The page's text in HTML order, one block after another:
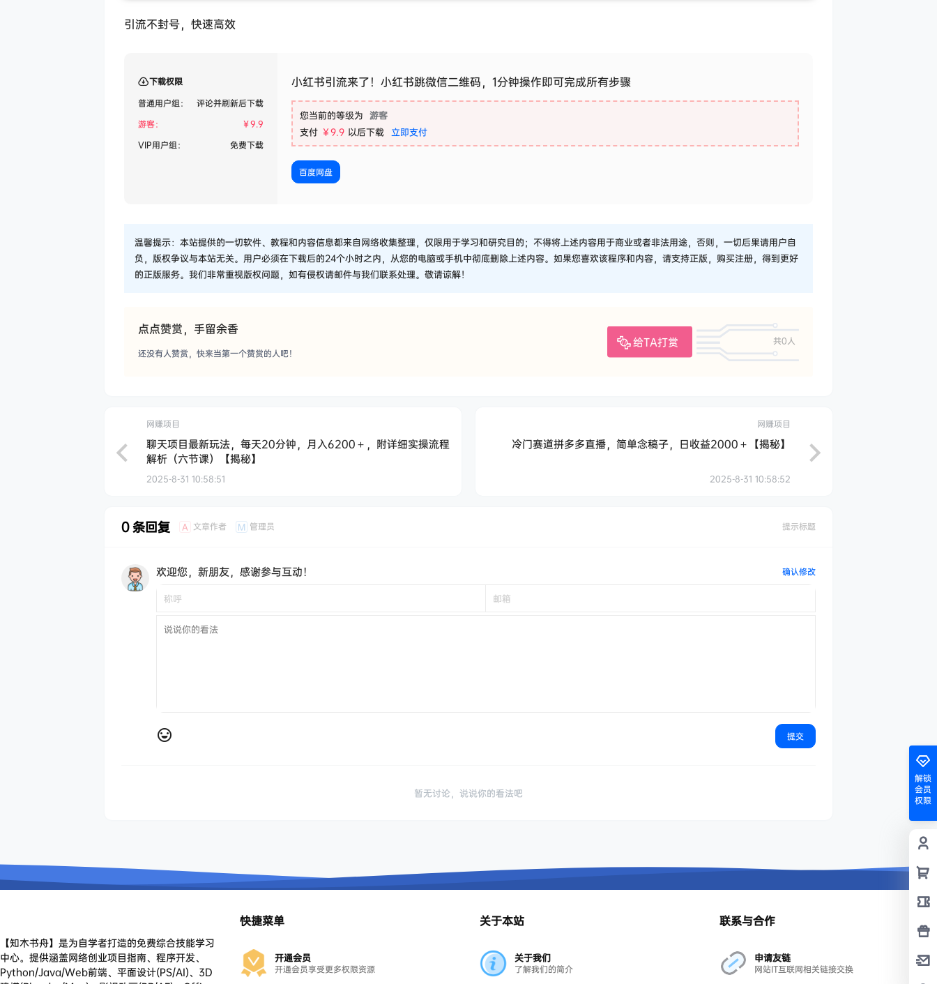
引流不封号，快速高效
下载权限
普通用户组：
评论并刷新后下载
游客：
￥9.9
VIP用户组：
免费下载
小红书引流来了！小红书跳微信二维码，1分钟操作即可完成所有步骤
您当前的等级为 游客
支付 ￥9.9 以后下载 立即支付
百度网盘
温馨提示：本站提供的一切软件、教程和内容信息都来自网络收集整理，仅限用于学习和研究目的；不得将上述内容用于商业或者非法用途，否则，一切后果请用户自
负，版权争议与本站无关。用户必须在下载后的24个小时之内，从您的电脑或手机中彻底删除上述内容。如果您喜欢该程序和内容，请支持正版，购买注册，得到更好
的正版服务。我们非常重视版权问题，如有侵权请邮件与我们联系处理。敬请谅解！
点点赞赏，手留余香
给TA打赏
共0人
还没有人赞赏，快来当第一个赞赏的人吧！
网赚项目
聊天项目最新玩法，每天20分钟，月入6200＋，附详细实操流程
解析（六节课）【揭秘】
2025-8-31 10:58:51
网赚项目
冷门赛道拼多多直播，简单念稿子，日收益2000＋【揭秘】
2025-8-31 10:58:52
0 条回复 A 文章作者 M 管理员 提示标题
欢迎您，新朋友，感谢参与互动！ 确认修改
提交
暂无讨论，说说你的看法吧
解锁
会员
权限
【知木书舟】是为自学者打造的免费综合技能学习
中心。提供涵盖网络创业项目指南、程序开发、
Python/Java/Web前端、平面设计(PS/AI)、3D
快捷菜单
开通会员
开通会员享受更多权限资源
关于本站
关于我们
了解我们的简介
联系与合作
申请友链
网站IT互联网相关链接交换